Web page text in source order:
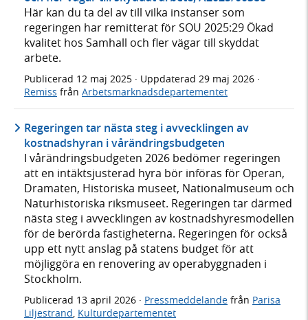
Här kan du ta del av till vilka instanser som
regeringen har remitterat för SOU 2025:29 Ökad
kvalitet hos Samhall och fler vägar till skyddat
arbete.
Publicerad 12 maj 2025 · Uppdaterad 29 maj 2026 ·
Remiss från Arbetsmarknadsdepartementet
Regeringen tar nästa steg i avvecklingen av
kostnadshyran i vårändringsbudgeten
I vårändringsbudgeten 2026 bedömer regeringen
att en intäktsjusterad hyra bör införas för Operan,
Dramaten, Historiska museet, Nationalmuseum och
Naturhistoriska riksmuseet. Regeringen tar därmed
nästa steg i avvecklingen av kostnadshyresmodellen
för de berörda fastigheterna. Regeringen för också
upp ett nytt anslag på statens budget för att
möjliggöra en renovering av operabyggnaden i
Stockholm.
Publicerad 13 april 2026 · Pressmeddelande från Parisa
Liljestrand Kulturdepartementet